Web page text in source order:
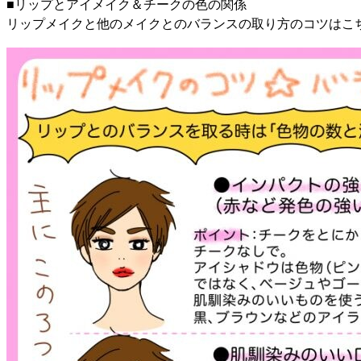
■リップとアイメイク＆チークの色の関係
リップメイクと他のメイクとのバランスの取り方のコツはこ